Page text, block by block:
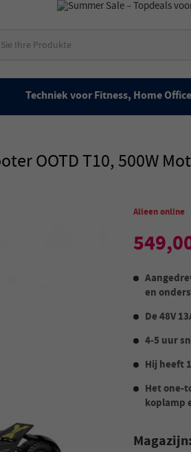
Techniek voor Fitness, Home
OOTD T10, 500W
Alleen online
en
De 48V
4-5 uur
Hij heeft
Het one-
koplamp
Magazijn: